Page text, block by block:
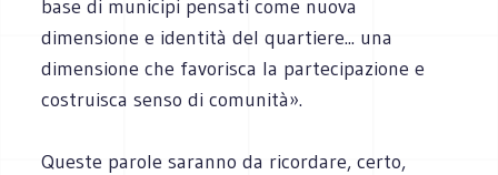
base di municipi pensati come nuova
dimensione e identità del quartiere... una
dimensione che favorisca la partecipazione e
costruisca senso di comunità».
Queste parole saranno da ricordare, certo,